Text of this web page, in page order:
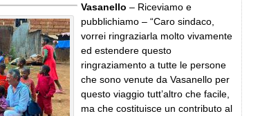
Vasanello – Riceviamo e
pubblichiamo – “Caro sindaco,
vorrei ringraziarla molto vivamente
ed estendere questo
ringraziamento a tutte le persone
che sono venute da Vasanello per
questo viaggio tutt’altro che facile,
ma che costituisce un contributo al